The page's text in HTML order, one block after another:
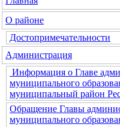
О районе
Достопримечательности
Администрация
Информация о Главе
муниципального
муниципальный район
Обращение Главы
муниципального